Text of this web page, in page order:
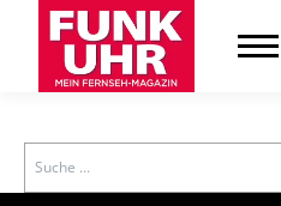
Search